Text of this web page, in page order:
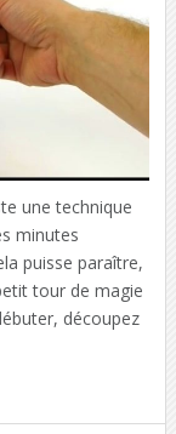
une technique
minutes
puisse paraître,
tour de magie
découpez